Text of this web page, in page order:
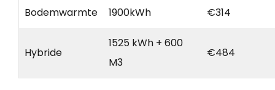
Bodemwarmte 1900kWh €314
Hybride
1525 kWh + 600
M3
€484